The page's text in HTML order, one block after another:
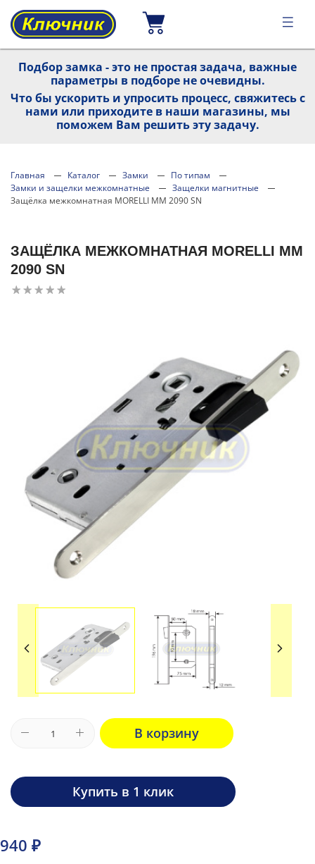
Подбор замка - это не простая задача, важные
параметры в подборе не очевидны.
Что бы ускорить и упросить процесс, свяжитесь с
нами или приходите в наши магазины, мы
поможем Вам решить эту задачу.
Главная Каталог Замки
По типам
Замки и защелки межкомнатные
Защелки магнитные
Защёлка межкомнатная MORELLI MM 2090 SN
ЗАЩЁЛКА МЕЖКОМНАТНАЯ MORELLI MM
2090 SN
940 ₽
В корзину
Купить в 1 клик